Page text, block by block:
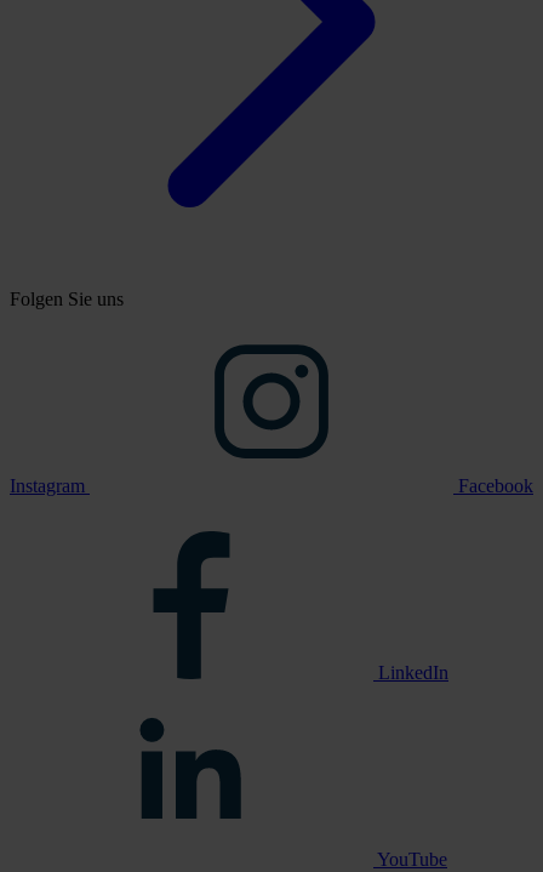
Folgen Sie uns
Instagram Facebook
LinkedIn
YouTube